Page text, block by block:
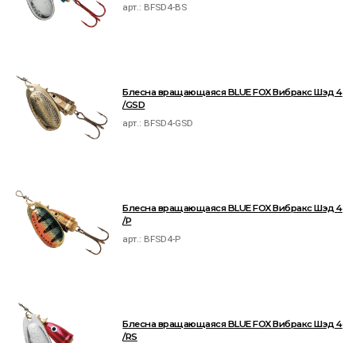
арт.: BFSD4-BS
Блесна вращающаяся BLUE FOX Вибракс Шэд 4
/GSD
арт.: BFSD4-GSD
Блесна вращающаяся BLUE FOX Вибракс Шэд 4
/P
арт.: BFSD4-P
Блесна вращающаяся BLUE FOX Вибракс Шэд 4
/RS